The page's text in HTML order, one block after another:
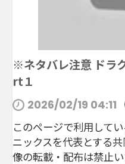
※ネタバレ注意 ドラ
rt１
2026/02/19 04:11
このページで利用して
ニックスを代表とする
像の転載・配布は禁止